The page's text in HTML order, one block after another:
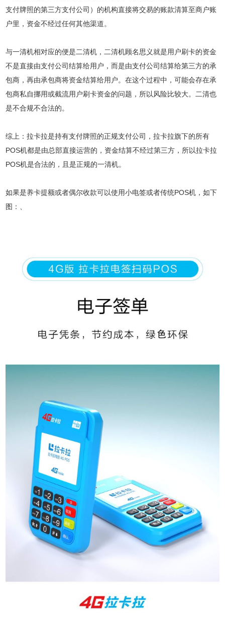
支付牌照的第三方支付公司）的机构直接将交易的账款清算至商户账
户里，资金不经过任何其他渠道。
与一清机相对应的便是二清机，二清机顾名思义就是用户刷卡的资金
不是直接由支付公司结算给用户，而是由支付公司结算给第三方的承
包商，再由承包商将资金结算给用户。在这个过程中，可能会存在承
包商私自挪用或截流用户刷卡资金的问题，所以风险比较大。二清也
是不合规不合法的。
综上：拉卡拉是持有支付牌照的正规支付公司，拉卡拉旗下的所有
POS机都是由总部直接运营的，资金结算不经过第三方，所以拉卡拉
POS机是合法的，且是正规的一清机。
如果是养卡提额或者偶尔收款可以使用小电签或者传统POS机，如下
图：、